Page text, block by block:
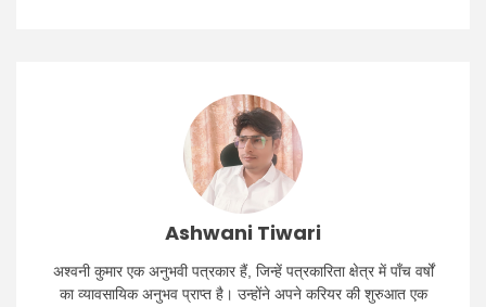
Ashwani Tiwari
अश्वनी कुमार एक अनुभवी पत्रकार हैं, जिन्हें पत्रकारिता क्षेत्र में पाँच वर्षों
का व्यावसायिक अनुभव प्राप्त है। उन्होंने अपने करियर की शुरुआत एक